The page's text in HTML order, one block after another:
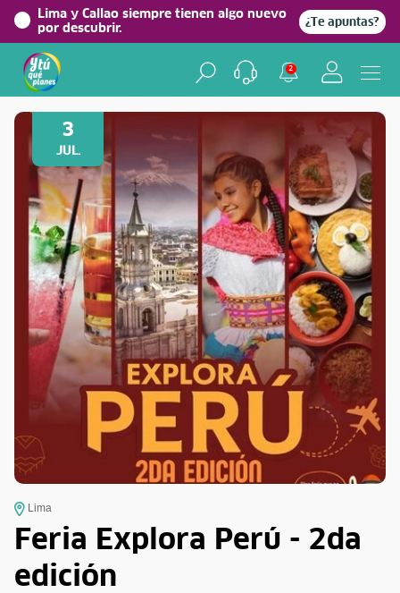
Lima y Callao siempre tienen algo nuevo
por descubrir.
¿Te apuntas?
2
Volver a Festividades
3
JUL.
Lima
Feria Explora Perú - 2da
edición